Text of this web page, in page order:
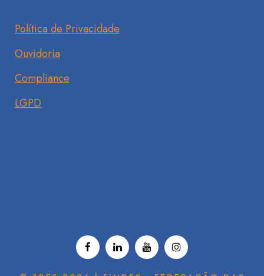
Política de Privacidade
Ouvidoria
Compliance
LGPD